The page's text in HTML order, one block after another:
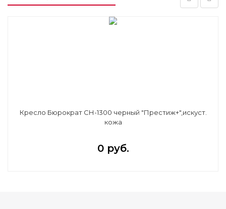
Кресло Бюрократ СН-1300 черный "Престиж+",искуст.
кожа
0 руб.